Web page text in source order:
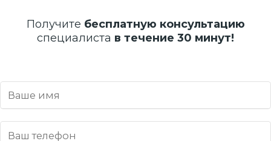
Получите бесплатную консультацию
специалиста в течение 30 минут!